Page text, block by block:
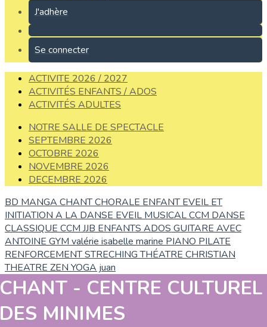
J'adhère
Se connecter
ACTIVITE 2026 / 2027
ACTIVITÉS ENFANTS / ADOS
ACTIVITÉS ADULTES
NOTRE SALLE DE SPECTACLE
SEPTEMBRE 2026
OCTOBRE 2026
NOVEMBRE 2026
DECEMBRE 2026
BD MANGA CHANTCHORALE ENFANTEVEIL ET
INITIATION A LA DANSE EVEIL MUSICAL CCM DANSE
CLASSIQUE CCM JJB ENFANTS ADOS GUITARE AVEC
ANTOINE GYM valérie isabelle marine PIANO PILATE
RENFORCEMENTSTRECHINGTHÉATRE CHRISTIAN
THEATRE ZEN YOGA juan
- CENTRE CULTUREL
MINIMES